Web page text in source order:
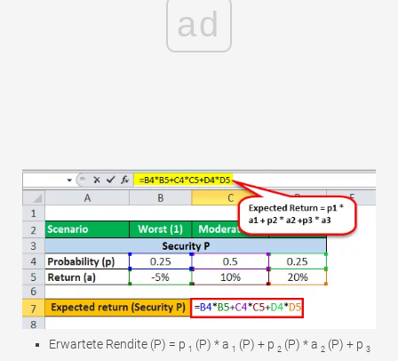
ad
Erwartete Rendite (P) = p 1 (P) * a 1 (P) + p 2 (P) * a 2 (P) + p 3